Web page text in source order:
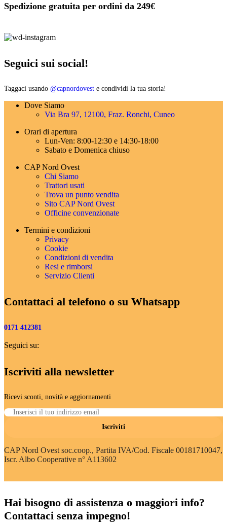
Spedizione gratuita per ordini da 249€
Seguici sui social!
Taggaci usando @capnordovest e condividi la tua storia!
Dove Siamo
Via Bra 97, 12100, Fraz. Ronchi, Cuneo
Orari di apertura
Lun-Ven: 8:00-12:30 e 14:30-18:00
Sabato e Domenica chiuso
CAP Nord Ovest
Chi Siamo
Trattori usati
Trova un punto vendita
Sito CAP Nord Ovest
Officine convenzionate
Termini e condizioni
Privacy
Cookie
Condizioni di vendita
Resi e rimborsi
Servizio Clienti
Contattaci al telefono o su Whatsapp
0171 412381
Seguici su:
Iscriviti alla newsletter
Ricevi sconti, novità e aggiornamenti
Iscriviti
CAP Nord Ovest soc.coop., Partita IVA/Cod. Fiscale 00181710047,
Iscr. Albo Cooperative n° A113602
Hai bisogno di assistenza o maggiori info?
Contattaci senza impegno!